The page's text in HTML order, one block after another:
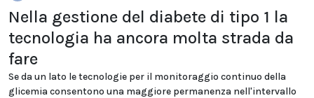
Nella gestione del diabete di tipo 1 la
tecnologia ha ancora molta strada da
fare
Se da un lato le tecnologie per il monitoraggio continuo della
glicemia consentono una maggiore permanenza nell'intervallo